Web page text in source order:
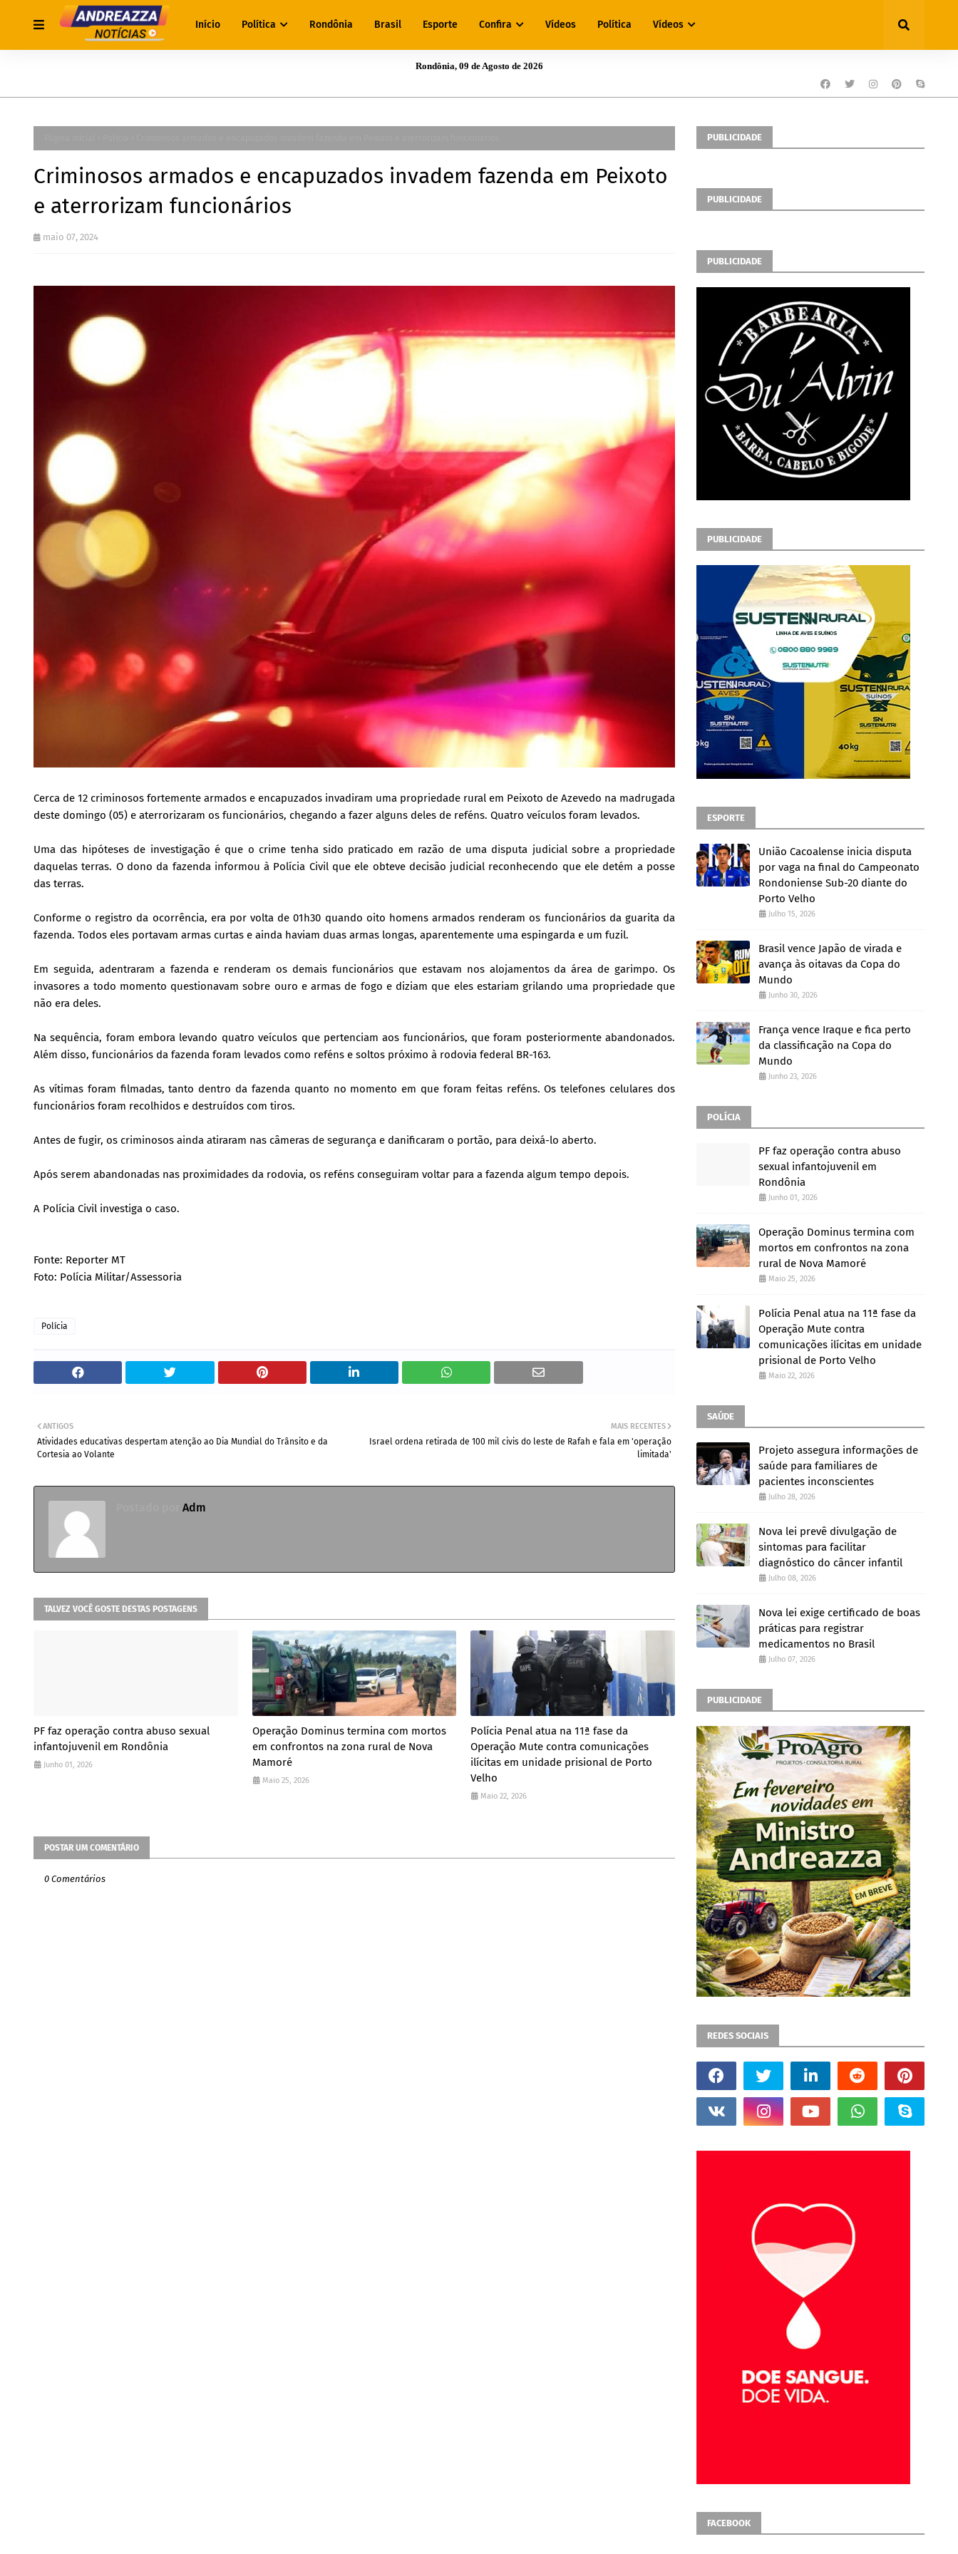
Início Política Rondônia Brasil Esporte Confira Vídeos Política Vídeos
Rondônia, 09 de Agosto de 2026
Criminosos armados e encapuzados invadem fazenda em Peixoto
e aterrorizam funcionários
maio 07, 2024
Cerca de 12 criminosos fortemente armados e encapuzados invadiram uma propriedade rural em Peixoto de Azevedo na madrugada
deste domingo (05) e aterrorizaram os funcionários, chegando a fazer alguns deles de reféns. Quatro veículos foram levados.
Uma das hipóteses de investigação é que o crime tenha sido praticado em razão de uma disputa judicial sobre a propriedade
daquelas terras. O dono da fazenda informou à Polícia Civil que ele obteve decisão judicial reconhecendo que ele detém a posse
das terras.
Conforme o registro da ocorrência, era por volta de 01h30 quando oito homens armados renderam os funcionários da guarita da
fazenda. Todos eles portavam armas curtas e ainda haviam duas armas longas, aparentemente uma espingarda e um fuzil.
Em seguida, adentraram a fazenda e renderam os demais funcionários que estavam nos alojamentos da área de garimpo. Os
invasores a todo momento questionavam sobre ouro e armas de fogo e diziam que eles estariam grilando uma propriedade que
não era deles.
Na sequência, foram embora levando quatro veículos que pertenciam aos funcionários, que foram posteriormente abandonados.
Além disso, funcionários da fazenda foram levados como reféns e soltos próximo à rodovia federal BR-163.
As vítimas foram filmadas, tanto dentro da fazenda quanto no momento em que foram feitas reféns. Os telefones celulares dos
funcionários foram recolhidos e destruídos com tiros.
Antes de fugir, os criminosos ainda atiraram nas câmeras de segurança e danificaram o portão, para deixá-lo aberto.
Após serem abandonadas nas proximidades da rodovia, os reféns conseguiram voltar para a fazenda algum tempo depois.
A Polícia Civil investiga o caso.
Fonte: Reporter MT
Foto: Polícia Militar/Assessoria
Polícia
MAIS RECENTES
Israel ordena retirada de 100 mil civis do leste de Rafah e fala em 'operação
limitada'
ANTIGOS
Atividades educativas despertam atenção ao Dia Mundial do Trânsito e da
Cortesia ao Volante
Adm
TALVEZ VOCÊ GOSTE DESTAS POSTAGENS
PF faz operação contra abuso sexual
infantojuvenil em Rondônia
Junho 01, 2026
Operação Dominus termina com mortos
em confrontos na zona rural de Nova
Mamoré
Maio 25, 2026
Polícia Penal atua na 11ª fase da
Operação Mute contra comunicações
ilícitas em unidade prisional de Porto
Velho
Maio 22, 2026
POSTAR UM COMENTÁRIO
0 Comentários
PUBLICIDADE
PUBLICIDADE
PUBLICIDADE
PUBLICIDADE
ESPORTE
União Cacoalense inicia disputa
por vaga na final do Campeonato
Rondoniense Sub-20 diante do
Porto Velho
Julho 15, 2026
Brasil vence Japão de virada e
avança às oitavas da Copa do
Mundo
Junho 30, 2026
França vence Iraque e fica perto
da classificação na Copa do
Mundo
Junho 23, 2026
POLÍCIA
PF faz operação contra abuso
sexual infantojuvenil em
Rondônia
Junho 01, 2026
Operação Dominus termina com
mortos em confrontos na zona
rural de Nova Mamoré
Maio 25, 2026
Polícia Penal atua na 11ª fase da
Operação Mute contra
comunicações ilícitas em unidade
prisional de Porto Velho
Maio 22, 2026
SAÚDE
Projeto assegura informações de
saúde para familiares de
pacientes inconscientes
Julho 28, 2026
Nova lei prevê divulgação de
sintomas para facilitar
diagnóstico do câncer infantil
Julho 08, 2026
Nova lei exige certificado de boas
práticas para registrar
medicamentos no Brasil
Julho 07, 2026
PUBLICIDADE
REDES SOCIAIS
FACEBOOK